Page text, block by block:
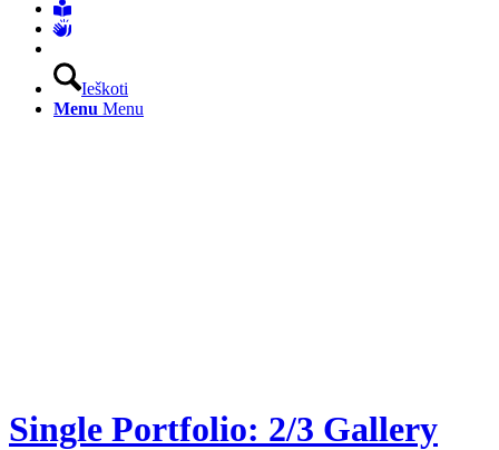
Ieškoti
Menu Menu
Single Portfolio: 2/3 Gallery